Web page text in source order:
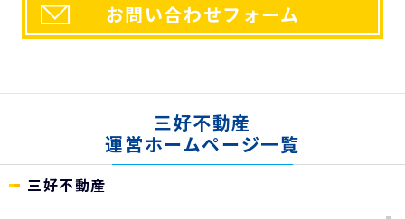
お問い合わせフォーム
三好不動産
運営ホームページ一覧
三好不動産